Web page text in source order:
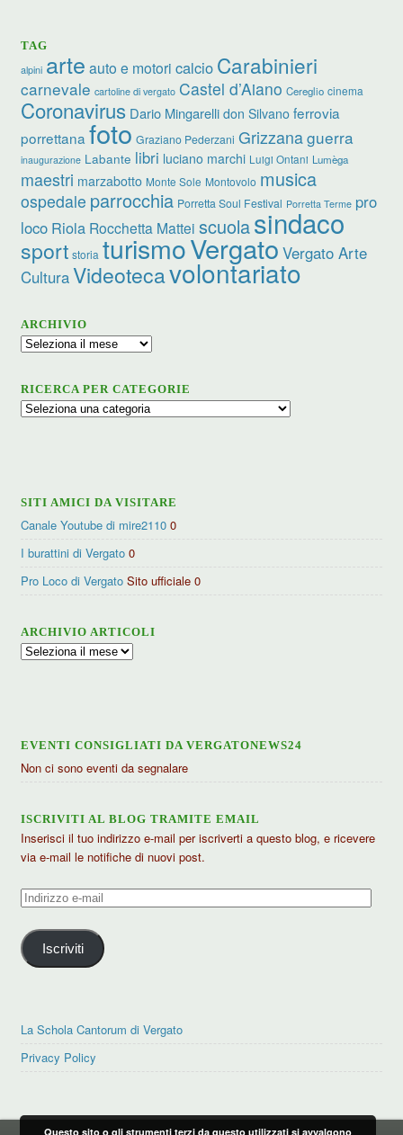
TAG
alpini arte auto e motori calcio Carabinieri
carnevale cartoline di vergato Castel d’Aiano Cereglio cinema
Coronavirus Dario Mingarelli don Silvano ferrovia
porrettana foto Graziano Pederzani Grizzanaguerra
inaugurazione Labante libri luciano marchi Luigi Ontani Lumèga
maestri marzabotto Monte Sole Montovolo musica
ospedale parrocchia Porretta Soul Festival Porretta Terme pro
loco Riola Rocchetta Mattei scuolasindaco
sport storia turismoVergato Vergato Arte
CulturaVideotecavolontariato
ARCHIVIO
Archivio
RICERCA PER CATEGORIE
Ricerca
SITI AMICI DA VISITARE
Canale Youtube di mire2110 0
I burattini di Vergato 0
Pro Loco di Vergato Sito ufficiale 0
ARCHIVIO ARTICOLI
Archivio
EVENTI CONSIGLIATI DA VERGATONEWS24
Non ci sono eventi da segnalare
ISCRIVITI AL BLOG TRAMITE EMAIL
Inserisci il tuo indirizzo e-mail per iscriverti a questo blog, e ricevere
via e-mail le notifiche di nuovi post.
Indirizzo
mail
Iscriviti
La Schola Cantorum di Vergato
Privacy Policy
Questo sito o gli strumenti terzi da questo utilizzati si avvalgono